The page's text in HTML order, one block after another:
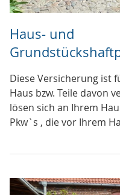
Haus- und
Diese Versicherung ist
Haus bzw. Teile davon
lösen sich an Ihrem
Pkw`s , die vor Ihrem